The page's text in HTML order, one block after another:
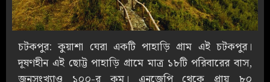
চটকপুর: কুয়াশা ঘেরা একটি পাহাড়ি গ্রাম এই চটকপুর।
দূষণহীন এই ছোট্ট পাহাড়ি গ্রামে মাত্র ১৮টি পরিবারের বাস,